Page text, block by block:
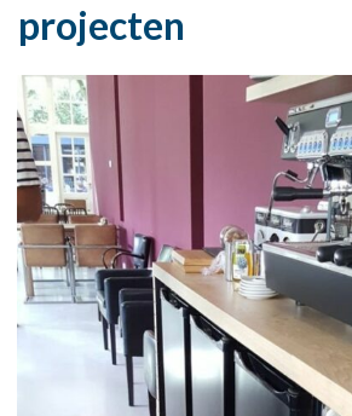
projecten